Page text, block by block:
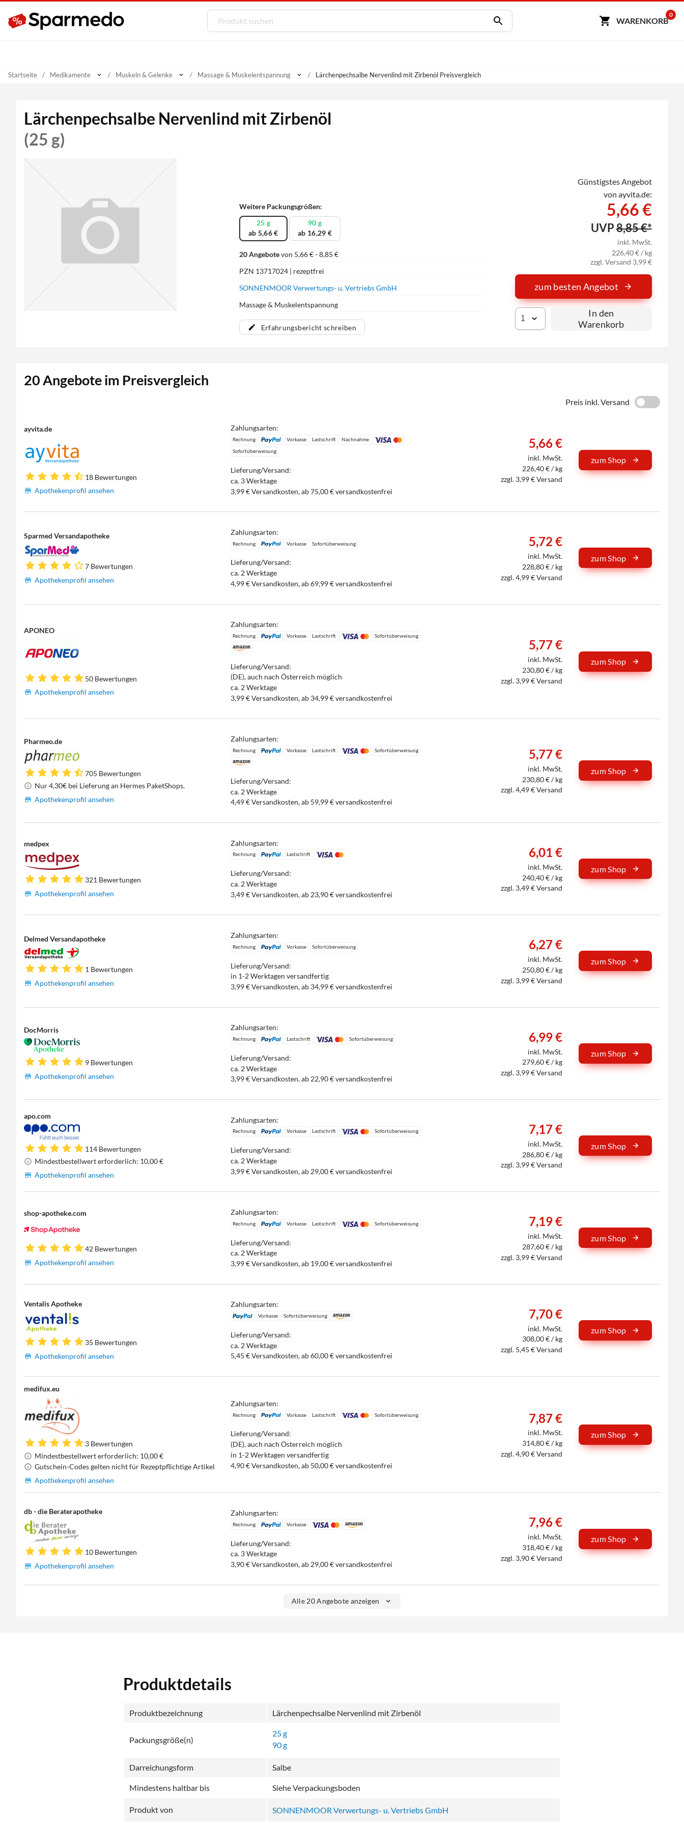
WARENKORB
0
Startseite Medikamente Muskeln & Gelenke Massage & Muskelentspannung Lärchenpechsalbe Nervenlind mit Zirbenöl Preisvergleich
Lärchenpechsalbe Nervenlind mit Zirbenöl
(25 g)
Weitere Packungsgrößen:
25 g
ab 5,66 €
90 g
ab 16,29 €
20 Angebotevon 5,66 € - 8,85 €
PZN 13717024 | rezeptfrei
SONNENMOOR Verwertungs- u. Vertriebs GmbH
Massage & Muskelentspannung
Erfahrungsbericht schreiben
Günstigstes Angebot
von ayvita.de:
5,66 €
UVP8,85 €*
inkl. MwSt.
226,40 € / kg
zzgl. Versand 3,99 €
zum besten Angebot
In den
Warenkorb
20 Angebote im Preisvergleich
Preis inkl. Versand
ayvita.de
18 Bewertungen
Apothekenprofil ansehen
Zahlungsarten:
Rechnung Vorkasse Lastschrift
Nachnahme
Sofortüberweisung
Lieferung/Versand:
ca. 3 Werktage
3,99 € Versandkosten, ab 75,00 € versandkostenfrei
5,66 €
inkl. MwSt.
226,40 € / kg
zzgl. 3,99 € Versand
zum Shop
Sparmed Versandapotheke
7 Bewertungen
Apothekenprofil ansehen
Zahlungsarten:
Rechnung Vorkasse Sofortüberweisung
Lieferung/Versand:
ca. 2 Werktage
4,99 € Versandkosten, ab 69,99 € versandkostenfrei
5,72 €
inkl. MwSt.
228,80 € / kg
zzgl. 4,99 € Versand
zum Shop
APONEO
50 Bewertungen
Apothekenprofil ansehen
Zahlungsarten:
Rechnung Vorkasse Lastschrift Sofortüberweisung
Lieferung/Versand:
(DE), auch nach Österreich möglich
ca. 2 Werktage
3,99 € Versandkosten, ab 34,99 € versandkostenfrei
5,77 €
inkl. MwSt.
230,80 € / kg
zzgl. 3,99 € Versand
zum Shop
Pharmeo.de
705 Bewertungen
Nur 4,30€ bei Lieferung an Hermes PaketShops.
Apothekenprofil ansehen
Zahlungsarten:
Rechnung Vorkasse Lastschrift Sofortüberweisung
Lieferung/Versand:
ca. 2 Werktage
4,49 € Versandkosten, ab 59,99 € versandkostenfrei
5,77 €
inkl. MwSt.
230,80 € / kg
zzgl. 4,49 € Versand
zum Shop
medpex
321 Bewertungen
Apothekenprofil ansehen
Zahlungsarten:
Rechnung Lastschrift
Lieferung/Versand:
ca. 2 Werktage
3,49 € Versandkosten, ab 23,90 € versandkostenfrei
6,01 €
inkl. MwSt.
240,40 € / kg
zzgl. 3,49 € Versand
zum Shop
Delmed Versandapotheke
1 Bewertungen
Apothekenprofil ansehen
Zahlungsarten:
Rechnung Vorkasse Sofortüberweisung
Lieferung/Versand:
in 1-2 Werktagen versandfertig
3,99 € Versandkosten, ab 34,99 € versandkostenfrei
6,27 €
inkl. MwSt.
250,80 € / kg
zzgl. 3,99 € Versand
zum Shop
DocMorris
9 Bewertungen
Apothekenprofil ansehen
Zahlungsarten:
Rechnung Lastschrift Sofortüberweisung
Lieferung/Versand:
ca. 2 Werktage
3,99 € Versandkosten, ab 22,90 € versandkostenfrei
6,99 €
inkl. MwSt.
279,60 € / kg
zzgl. 3,99 € Versand
zum Shop
apo.com
114 Bewertungen
Mindestbestellwert erforderlich: 10,00 €
Apothekenprofil ansehen
Zahlungsarten:
Rechnung Vorkasse Lastschrift Sofortüberweisung
Lieferung/Versand:
ca. 2 Werktage
3,99 € Versandkosten, ab 29,00 € versandkostenfrei
7,17 €
inkl. MwSt.
286,80 € / kg
zzgl. 3,99 € Versand
zum Shop
shop-apotheke.com
42 Bewertungen
Apothekenprofil ansehen
Zahlungsarten:
Rechnung Vorkasse Lastschrift Sofortüberweisung
Lieferung/Versand:
ca. 2 Werktage
3,99 € Versandkosten, ab 19,00 € versandkostenfrei
7,19 €
inkl. MwSt.
287,60 € / kg
zzgl. 3,99 € Versand
zum Shop
Ventalis Apotheke
35 Bewertungen
Apothekenprofil ansehen
Zahlungsarten:
Vorkasse Sofortüberweisung
Lieferung/Versand:
ca. 2 Werktage
5,45 € Versandkosten, ab 60,00 € versandkostenfrei
7,70 €
inkl. MwSt.
308,00 € / kg
zzgl. 5,45 € Versand
zum Shop
medifux.eu
3 Bewertungen
Mindestbestellwert erforderlich: 10,00 €
Gutschein-Codes gelten nicht für Rezeptpflichtige Artikel
Apothekenprofil ansehen
Zahlungsarten:
Rechnung Vorkasse Lastschrift Sofortüberweisung
Lieferung/Versand:
(DE), auch nach Österreich möglich
in 1-2 Werktagen versandfertig
4,90 € Versandkosten, ab 50,00 € versandkostenfrei
7,87 €
inkl. MwSt.
314,80 € / kg
zzgl. 4,90 € Versand
zum Shop
db - die Beraterapotheke
10 Bewertungen
Apothekenprofil ansehen
Zahlungsarten:
Rechnung Vorkasse
Lieferung/Versand:
ca. 3 Werktage
3,90 € Versandkosten, ab 29,00 € versandkostenfrei
7,96 €
inkl. MwSt.
318,40 € / kg
zzgl. 3,90 € Versand
zum Shop
Alle 20 Angebote anzeigen
Produktdetails
Produktbezeichnung Lärchenpechsalbe Nervenlind mit Zirbenöl
Packungsgröße(n)
25 g
90 g
Darreichungsform Salbe
Mindestens haltbar bis Siehe Verpackungsboden
Produkt von SONNENMOOR Verwertungs- u. Vertriebs GmbH